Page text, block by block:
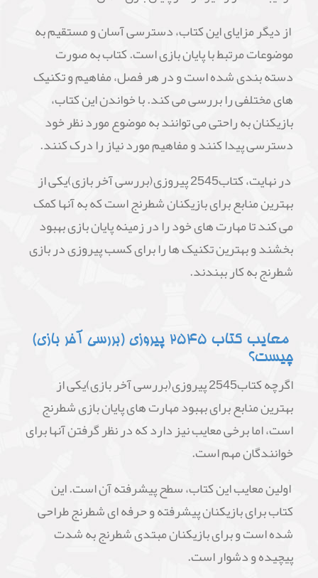
از دیگر مزایای این کتاب، دسترسی آسان و مستقیم به
موضوعات مرتبط با پایان بازی است. کتاب به صورت
دسته بندی شده است و در هر فصل، مفاهیم و تکنیک
های مختلفی را بررسی می کند. با خواندن این کتاب،
بازیکنان به راحتی می توانند به موضوع مورد نظر خود
دسترسی پیدا کنند و مفاهیم مورد نیاز را درک کنند.
در نهایت، کتاب2545 پیروزی(بررسی آخر بازی)یکی از
بهترین منابع برای بازیکنان شطرنج است که به آنها کمک
می کند تا مهارت های خود را در زمینه پایان بازی بهبود
بخشند و بهترین تکنیک ها را برای کسب پیروزی در بازی
شطرنج به کار ببندند.
معایب کتاب 2545 پیروزی (بررسی آخر بازی)
چیست؟
اگرچه کتاب2545 پیروزی(بررسی آخر بازی)یکی از
بهترین منابع برای بهبود مهارت های پایان بازی شطرنج
است، اما برخی معایب نیز دارد که در نظر گرفتن آنها برای
خوانندگان مهم است.
اولین معایب این کتاب، سطح پیشرفته آن است. این
کتاب برای بازیکنان پیشرفته و حرفه ای شطرنج طراحی
شده است و برای بازیکنان مبتدی شطرنج به شدت
پیچیده و دشوار است.